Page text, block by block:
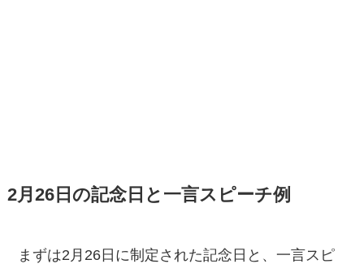
2月26日の記念日と一言スピーチ例
まずは2月26日に制定された記念日と、一言スピ